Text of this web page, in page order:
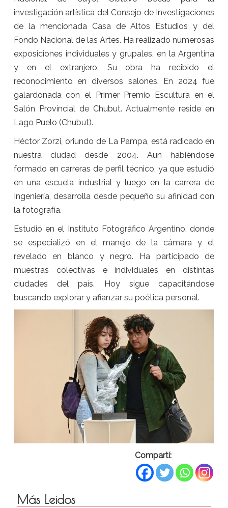
investigación artística del Consejo de Investigaciones
de la mencionada Casa de Altos Estudios y del
Fondo Nacional de las Artes. Ha realizado numerosas
exposiciones individuales y grupales, en la Argentina
y en el extranjero. Su obra ha recibido el
reconocimiento en diversos salones. En 2024 fue
galardonada con el Primer Premio Escultura en el
Salón Provincial de Chubut. Actualmente reside en
Lago Puelo (Chubut).
Héctor Zorzi, oriundo de La Pampa, está radicado en
nuestra ciudad desde 2004. Aun habiéndose
formado en carreras de perfil técnico, ya que estudió
en una escuela industrial y luego en la carrera de
Ingeniería, desarrolla desde pequeño su afinidad con
la fotografía.
Estudió en el Instituto Fotográfico Argentino, donde
se especializó en el manejo de la cámara y el
revelado en blanco y negro. Ha participado de
muestras colectivas e individuales en distintas
ciudades del país. Hoy sigue capacitándose
buscando explorar y afianzar su poética personal.
Compartí:
Más Leidos